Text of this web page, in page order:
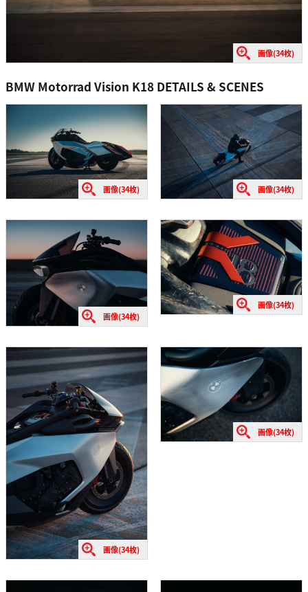
画像(34枚)
BMW Motorrad Vision K18 DETAILS & SCENES
画像(34枚) 画像(34枚)
画像(34枚)
画像(34枚)
画像(34枚)
画像(34枚)